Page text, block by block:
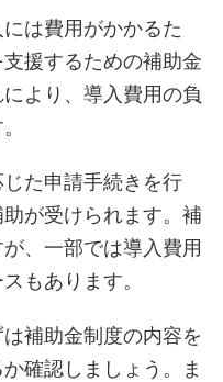
は費用がかかるた
援するための補助金
より、導入費用の負
た申請手続きを行
が受けられます。補
、一部では導入費用
もあります。
補助金制度の内容を
確認しましょう。ま